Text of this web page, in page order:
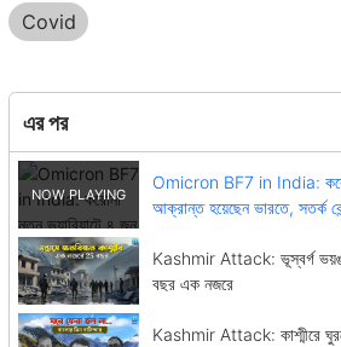
Covid
এর পর
Omicron BF7 in India:
আক্রান্ত হয়েছেন ভারতে, সতর্ক
Kashmir Attack: ভূস্বর্গ ভয়ঙ্কর! সন্ত্রাসে ক্ষতবিক্ষত ২৫
বছর এক নজরে
Kashmir Attack: কাশ্মীরে